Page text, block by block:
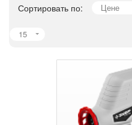
Сортировать по: Цене
15